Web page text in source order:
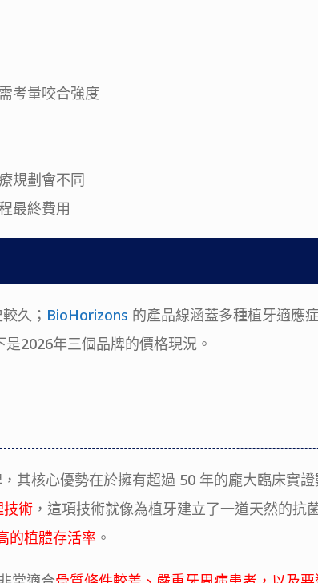
考量咬合強度
規劃會不同
最終費用
久； BioHorizons 的產品線涵蓋多種植牙適應症
2026年三個品牌的價格現況。
核心優勢在於擁有超過 50 年的龐大臨床實
術 ，這項技術就像為植牙建立了一道天然的抗
的植體存活率 。